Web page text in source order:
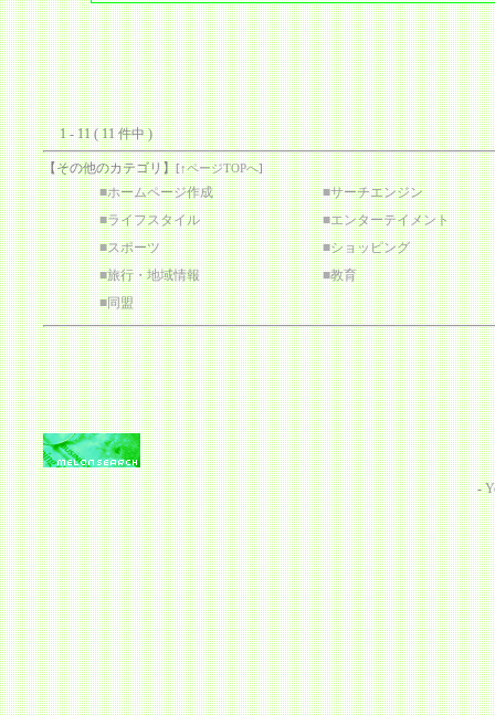
1 - 11 ( 11 件中 )
【その他のカテゴリ】[↑ページTOPへ]
■ホームページ作成 ■サーチエンジン
■ライフスタイル ■エンターテイメント
■スポーツ ■ショッピング
■旅行・地域情報 ■教育
■同盟
-